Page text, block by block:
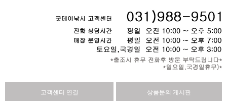
고객센터 연결 상품문의 게시판